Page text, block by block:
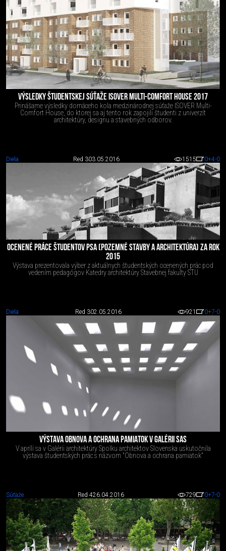
VÝSLEDKY ŠTUDENTSKEJ SÚŤAŽE ISOVER MULTI-COMFORT HOUSE 2017
Prinášame výsledky domáceho kola medzinárodnej súťaže ISOVER Multi-
Comfort House, do ktorej sa aj tento rok zapojili študenti z univerzít
architektúry, designu a stavebných odborov.
Diela Red 303.05.2016 1515 0+4-0
OCENENÉ PRÁCE ŠTUDENTOV PSA (POZEMNÉ STAVBY A ARCHITEKTÚRA) ZA ROK
2015
Výstava prezentovala výber z aktuálnych študentských ocenených prác pod
vedením pedagógov Katedry architektúry Stavebnej fakulty STU
Diela Red 302.05.2016 921 0+7-0
VÝSTAVA OBNOVA A OCHRANA PAMIATOK V GALÉRII SAS
V apríli sa v Galérii architektúry Spolku architektov Slovenska uskutočnila
výstava študentských prác s názvom "Obnova a ochrana pamiatok"
Súťaže Red 426.04.2016 729 0+7-0